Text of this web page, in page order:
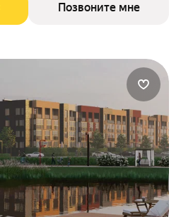
Позвоните мне